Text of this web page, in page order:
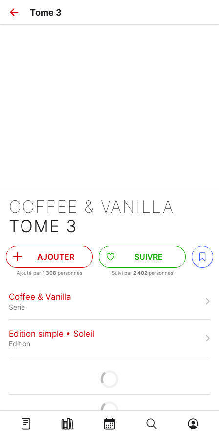
Tome 3
COFFEE & VANILLA
TOME 3
AJOUTER
Ajouté par 1 308 personnes
SUIVRE
Suivi par 2 402personnes
Coffee & Vanilla
Serie
Edition simple • Soleil
Edition